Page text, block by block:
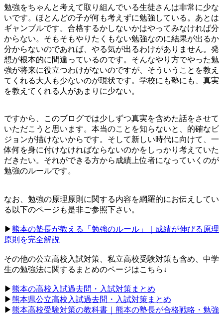
勉強をちゃんと考えて取り組んでいる生徒さんは非常に少な
いです。ほとんどの子が何も考えずに勉強している。あとは
ギャンブルです。合格するかしないかはやってみなければ分
からない。そもそもやりたくもない勉強なのに結果が出るか
分からないのであれば、やる気が出るわけがありません。発
想が根本的に間違っているのです。そんなやり方でやった勉
強が将来に役立つわけがないのですが、そういうことを教え
てくれる大人も少ないのが現状です。学校にも塾にも、真実
を教えてくれる人があまりに少ない。
ですから、このブログでは少しずつ真実を含めた話をさせて
いただこうと思います。本当のことを知らないと、的確なビ
ジョンが描けないからです。そして新しい時代に向けて、一
体何を身に付けなければならないのかをしっかり考えていた
だきたい。それができる方から成績上位者になっていくのが
勉強のルールです。
なお、勉強の原理原則に関する内容を網羅的にお伝えしてい
る以下のページも是非ご参照下さい。
▶︎熊本の塾長が教える「勉強のルール」｜成績が伸びる原理
原則を完全解説
その他の公立高校入試対策、私立高校受験対策も含め、中学
生の勉強法に関するまとめのページはこちら↓
▶︎熊本の高校入試過去問・入試対策まとめ
▶︎熊本県公立高校入試過去問・入試対策まとめ
▶︎熊本高校受験対策の教科書｜熊本の塾長が合格戦略・勉強